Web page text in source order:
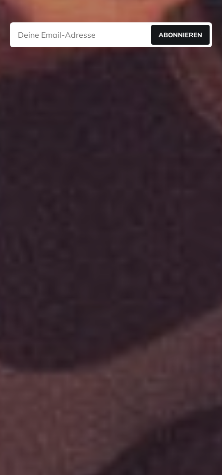
ABONNIEREN